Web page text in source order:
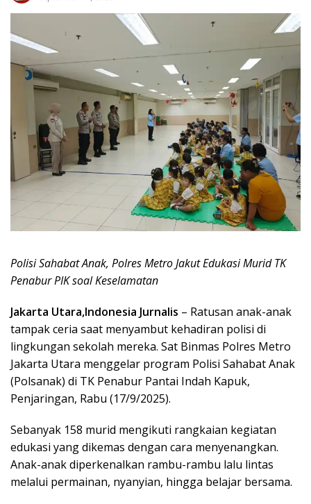
Polisi Sahabat Anak, Polres Metro Jakut Edukasi Murid TK
Penabur PIK soal Keselamatan
Jakarta Utara,Indonesia Jurnalis – Ratusan anak-anak
tampak ceria saat menyambut kehadiran polisi di
lingkungan sekolah mereka. Sat Binmas Polres Metro
Jakarta Utara menggelar program Polisi Sahabat Anak
(Polsanak) di TK Penabur Pantai Indah Kapuk,
Penjaringan, Rabu (17/9/2025).
Sebanyak 158 murid mengikuti rangkaian kegiatan
edukasi yang dikemas dengan cara menyenangkan.
Anak-anak diperkenalkan rambu-rambu lalu lintas
melalui permainan, nyanyian, hingga belajar bersama.